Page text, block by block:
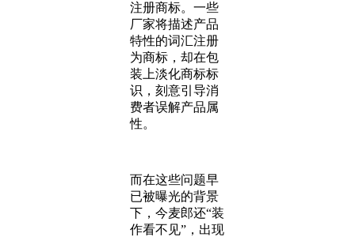
注册商标。一些
厂家将描述产品
特性的词汇注册
为商标，却在包
装上淡化商标标
识，刻意引导消
费者误解产品属
性。
而在这些问题早
已被曝光的背景
下，今麦郎还“装
作看不见”，出现